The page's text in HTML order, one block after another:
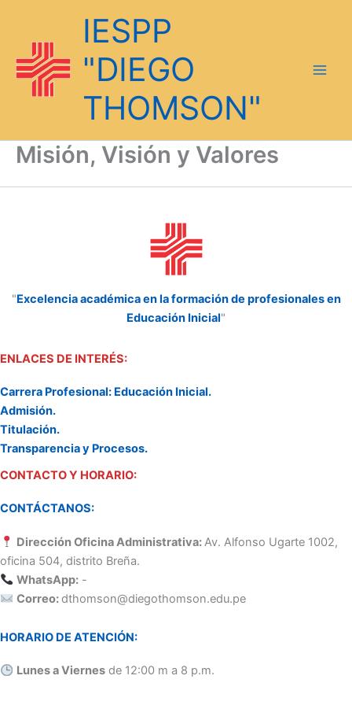
contenido
IESPP
"DIEGO
THOMSON"
Misión, Visión y Valores
"Excelencia académica en la formación de profesionales en
Educación Inicial"
ENLACES DE INTERÉS:
Carrera Profesional: Educación Inicial.
Admisión.
Titulación.
Transparencia y Procesos.
CONTACTO Y HORARIO:
CONTÁCTANOS:
Dirección Oficina Administrativa:Av. Alfonso Ugarte 1002,
oficina 504, distrito Breña.
WhatsApp:-
Correo:dthomson@diegothomson.edu.pe
HORARIO DE ATENCIÓN:
Lunes a Viernesde 12:00 m a 8 p.m.